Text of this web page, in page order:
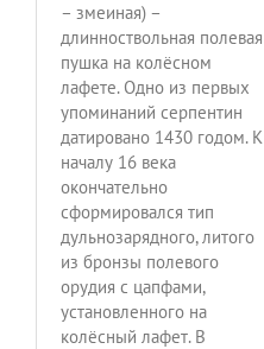
– змеиная) –
длинноствольная полевая
пушка на колёсном
лафете. Одно из первых
упоминаний серпентин
датировано 1430 годом. К
началу 16 века
окончательно
сформировался тип
дульнозарядного, литого
из бронзы полевого
орудия с цапфами,
установленного на
колёсный лафет. В